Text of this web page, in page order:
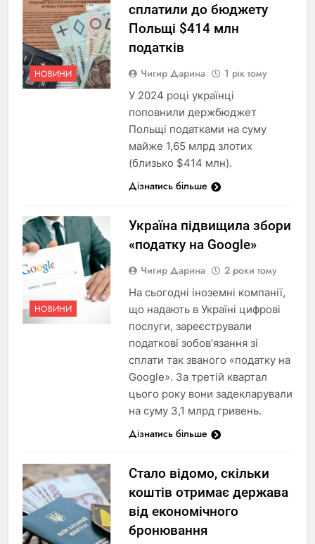
НОВИНИ
сплатили до бюджету
Польщі $414 млн
податків
Чигир Дарина 1 рік тому
У 2024 році українці
поповнили держбюджет
Польщі податками на суму
майже 1,65 млрд злотих
(близько $414 млн).
Дізнатись більше
НОВИНИ
Україна підвищила збори
«податку на Google»
Чигир Дарина 2 роки тому
На сьогодні іноземні компанії,
що надають в Україні цифрові
послуги, зареєстрували
податкові зобов’язання зі
сплати так званого «податку на
Google». За третій квартал
цього року вони задекларували
на суму 3,1 млрд гривень.
Дізнатись більше
Стало відомо, скільки
коштів отримає держава
від економічного
бронювання